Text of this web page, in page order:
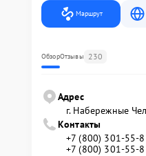
Маршрут
ОбзорОтзывы 230
Адрес
г. Набережные
Контакты
+7 (800) 301-55-
+7 (800) 301-55-